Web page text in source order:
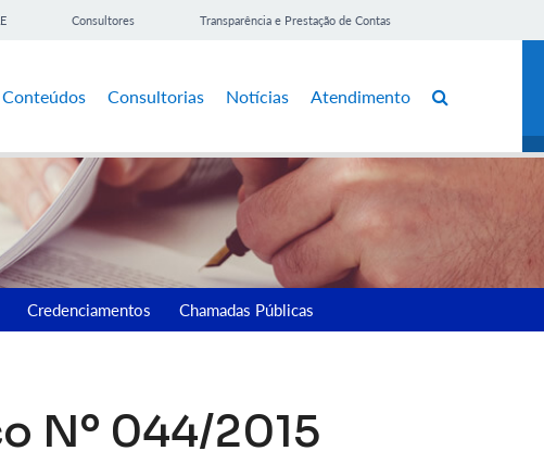
Consultores Transparência e Prestação de Contas
Conteúdos Consultorias Notícias Atendimento
Credenciamentos Chamadas Públicas
Nº 044/2015